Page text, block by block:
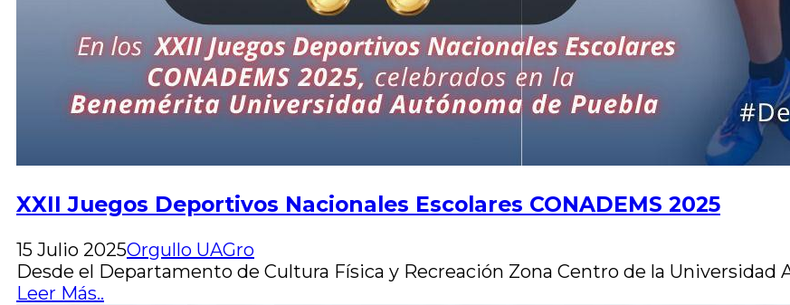
XXII Juegos Deportivos Nacionales Escolares CONADEMS 2025
15 Julio 2025Orgullo UAGro
Desde el Departamento de Cultura Física y Recreación Zona Centro de la Universidad
Leer Más..